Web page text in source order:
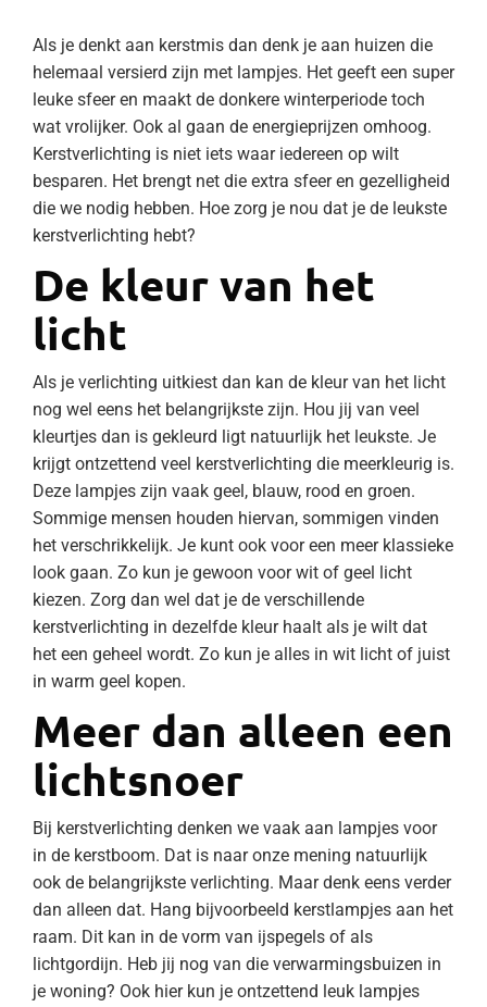
Als je denkt aan kerstmis dan denk je aan huizen die
helemaal versierd zijn met lampjes. Het geeft een super
leuke sfeer en maakt de donkere winterperiode toch
wat vrolijker. Ook al gaan de energieprijzen omhoog.
Kerstverlichting is niet iets waar iedereen op wilt
besparen. Het brengt net die extra sfeer en gezelligheid
die we nodig hebben. Hoe zorg je nou dat je de leukste
kerstverlichting hebt?
De kleur van het
licht
Als je verlichting uitkiest dan kan de kleur van het licht
nog wel eens het belangrijkste zijn. Hou jij van veel
kleurtjes dan is gekleurd ligt natuurlijk het leukste. Je
krijgt ontzettend veel kerstverlichting die meerkleurig is.
Deze lampjes zijn vaak geel, blauw, rood en groen.
Sommige mensen houden hiervan, sommigen vinden
het verschrikkelijk. Je kunt ook voor een meer klassieke
look gaan. Zo kun je gewoon voor wit of geel licht
kiezen. Zorg dan wel dat je de verschillende
kerstverlichting in dezelfde kleur haalt als je wilt dat
het een geheel wordt. Zo kun je alles in wit licht of juist
in warm geel kopen.
Meer dan alleen een
lichtsnoer
Bij kerstverlichting denken we vaak aan lampjes voor
in de kerstboom. Dat is naar onze mening natuurlijk
ook de belangrijkste verlichting. Maar denk eens verder
dan alleen dat. Hang bijvoorbeeld kerstlampjes aan het
raam. Dit kan in de vorm van ijspegels of als
lichtgordijn. Heb jij nog van die verwarmingsbuizen in
je woning? Ook hier kun je ontzettend leuk lampjes